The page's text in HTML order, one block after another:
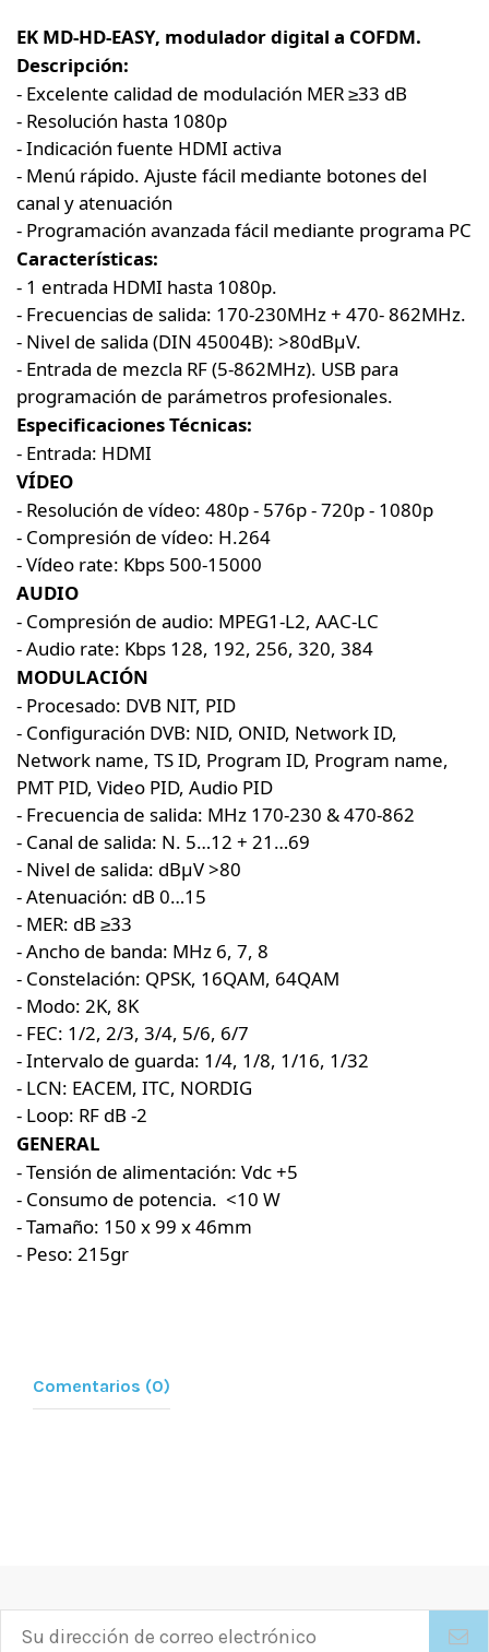
EK MD-HD-EASY, modulador digital a COFDM.
Descripción:
- Excelente calidad de modulación MER ≥33 dB
- Resolución hasta 1080p
- Indicación fuente HDMI activa
- Menú rápido. Ajuste fácil mediante botones del
canal y atenuación
- Programación avanzada fácil mediante programa PC
Características:
- 1 entrada HDMI hasta 1080p.
- Frecuencias de salida: 170-230MHz + 470- 862MHz.
- Nivel de salida (DIN 45004B): >80dBμV.
- Entrada de mezcla RF (5-862MHz). USB para
programación de parámetros profesionales.
Especificaciones Técnicas:
- Entrada: HDMI
VÍDEO
- Resolución de vídeo: 480p - 576p - 720p - 1080p
- Compresión de vídeo: H.264
- Vídeo rate: Kbps 500-15000
AUDIO
- Compresión de audio: MPEG1-L2, AAC-LC
- Audio rate: Kbps 128, 192, 256, 320, 384
MODULACIÓN
- Procesado: DVB NIT, PID
- Configuración DVB: NID, ONID, Network ID,
Network name, TS ID, Program ID, Program name,
PMT PID, Video PID, Audio PID
- Frecuencia de salida: MHz 170-230 & 470-862
- Canal de salida: N. 5…12 + 21…69
- Nivel de salida: dBµV >80
- Atenuación: dB 0…15
- MER: dB ≥33
- Ancho de banda: MHz 6, 7, 8
- Constelación: QPSK, 16QAM, 64QAM
- Modo: 2K, 8K
- FEC: 1/2, 2/3, 3/4, 5/6, 6/7
- Intervalo de guarda: 1/4, 1/8, 1/16, 1/32
- LCN: EACEM, ITC, NORDIG
- Loop: RF dB -2
GENERAL
- Tensión de alimentación: Vdc +5
- Consumo de potencia. <10 W
- Tamaño: 150 x 99 x 46mm
- Peso: 215gr
Comentarios (0)